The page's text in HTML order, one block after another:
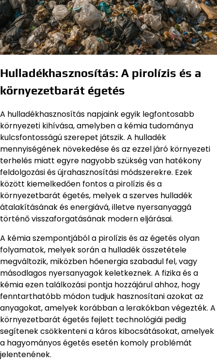
Hulladékhasznosítás: A pirolízis és a
környezetbarát égetés
A hulladékhasznosítás napjaink egyik legfontosabb
környezeti kihívása, amelyben a kémia tudománya
kulcsfontosságú szerepet játszik. A hulladék
mennyiségének növekedése és az ezzel járó környezeti
terhelés miatt egyre nagyobb szükség van hatékony
feldolgozási és újrahasznosítási módszerekre. Ezek
között kiemelkedően fontos a pirolízis és a
környezetbarát égetés, melyek a szerves hulladék
átalakításának és energiává, illetve nyersanyaggá
történő visszaforgatásának modern eljárásai.
A kémia szempontjából a pirolízis és az égetés olyan
folyamatok, melyek során a hulladék összetétele
megváltozik, miközben hőenergia szabadul fel, vagy
másodlagos nyersanyagok keletkeznek. A fizika és a
kémia ezen találkozási pontja hozzájárul ahhoz, hogy
fenntarthatóbb módon tudjuk hasznosítani azokat az
anyagokat, amelyek korábban a lerakókban végezték. A
környezetbarát égetés fejlett technológiái pedig
segítenek csökkenteni a káros kibocsátásokat, amelyek
a hagyományos égetés esetén komoly problémát
jelentenének.